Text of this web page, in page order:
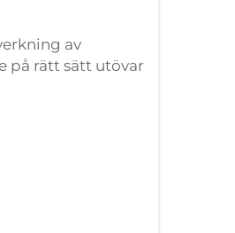
av
på rätt sätt utövar
som sätts in